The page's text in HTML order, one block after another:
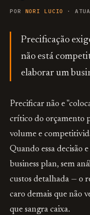
POR NORI LUCIO ·
Precificação
não está
elaborar um
Precificar não e
crítico do orçamento
volume e
Quando essa decisão
business plan, sem
custos detalhada — o
caro demais que não
que sangra caixa.